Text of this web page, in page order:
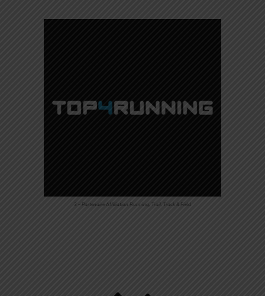
3 – Partenaire Affiliation Running, Trail, Track & Field